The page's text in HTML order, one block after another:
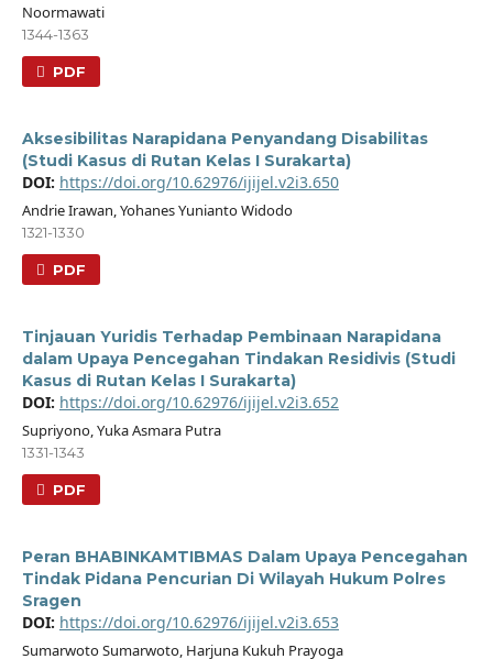
Noormawati
1344-1363
PDF
Aksesibilitas Narapidana Penyandang Disabilitas
(Studi Kasus di Rutan Kelas I Surakarta)
DOI: https://doi.org/10.62976/ijijel.v2i3.650
Andrie Irawan, Yohanes Yunianto Widodo
1321-1330
PDF
Tinjauan Yuridis Terhadap Pembinaan Narapidana
dalam Upaya Pencegahan Tindakan Residivis (Studi
Kasus di Rutan Kelas I Surakarta)
DOI: https://doi.org/10.62976/ijijel.v2i3.652
Supriyono, Yuka Asmara Putra
1331-1343
PDF
Peran BHABINKAMTIBMAS Dalam Upaya Pencegahan
Tindak Pidana Pencurian Di Wilayah Hukum Polres
Sragen
DOI: https://doi.org/10.62976/ijijel.v2i3.653
Sumarwoto Sumarwoto, Harjuna Kukuh Prayoga